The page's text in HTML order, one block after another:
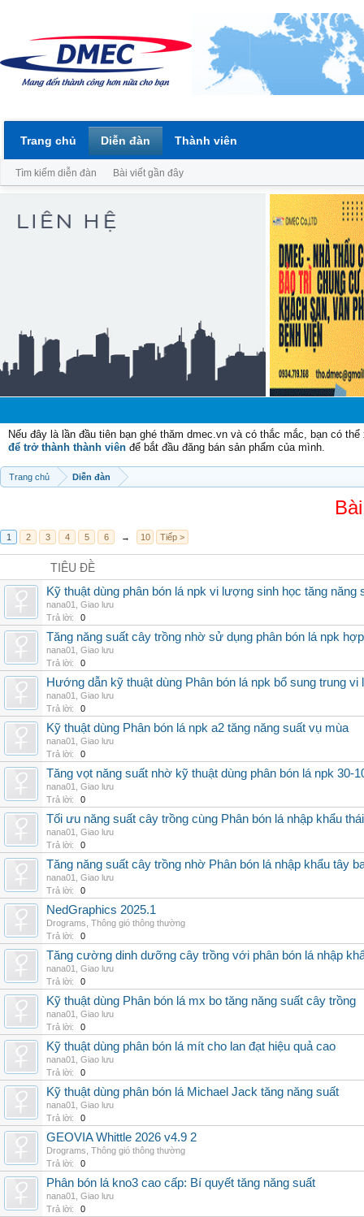
Nếu đây là lần đầu tiên bạn ghé thăm dmec.vn và có thắc mắc, bạn có
để trở thành thành viên để bắt đầu đăng bán sản phẩm của mình.
Trang chủ Diễn đàn
1 2 3 4 5 6 → 10 Tiếp >
TIÊU ĐỀ
Kỹ thuật dùng phân bón lá npk vi lượng sinh học tăng năng
nana01
Giao lưu
Trả lời:
0
Tăng năng suất cây trồng nhờ sử dụng phân bón lá npk
nana01
Giao lưu
Trả lời:
0
Hướng dẫn kỹ thuật dùng Phân bón lá npk bổ sung trung vi
nana01
Giao lưu
Trả lời:
0
Kỹ thuật dùng Phân bón lá npk a2 tăng năng suất vụ mùa
nana01
Giao lưu
Trả lời:
0
Tăng vọt năng suất nhờ kỹ thuật dùng phân bón lá npk 30-
nana01
Giao lưu
Trả lời:
0
Tối ưu năng suất cây trồng cùng Phân bón lá nhập khẩu
nana01
Giao lưu
Trả lời:
0
Tăng năng suất cây trồng nhờ Phân bón lá nhập khẩu tây
nana01
Giao lưu
Trả lời:
0
NedGraphics 2025.1
Drograms Thông gió thông thường
Trả lời:
0
Tăng cường dinh dưỡng cây trồng với phân bón lá nhập
nana01
Giao lưu
Trả lời:
0
Kỹ thuật dùng Phân bón lá mx bo tăng năng suất cây trồng
nana01
Giao lưu
Trả lời:
0
Kỹ thuật dùng phân bón lá mít cho lan đạt hiệu quả cao
nana01
Giao lưu
Trả lời:
0
Kỹ thuật dùng phân bón lá Michael Jack tăng năng suất
nana01
Giao lưu
Trả lời:
0
GEOVIA Whittle 2026 v4.9 2
Drograms Thông gió thông thường
Trả lời:
0
Phân bón lá kno3 cao cấp: Bí quyết tăng năng suất
nana01
Giao lưu
Trả lời:
0
Trang chủ Diễn đàn
Tìm kiếm diễn đàn Bài viết gần đây
Thành viên